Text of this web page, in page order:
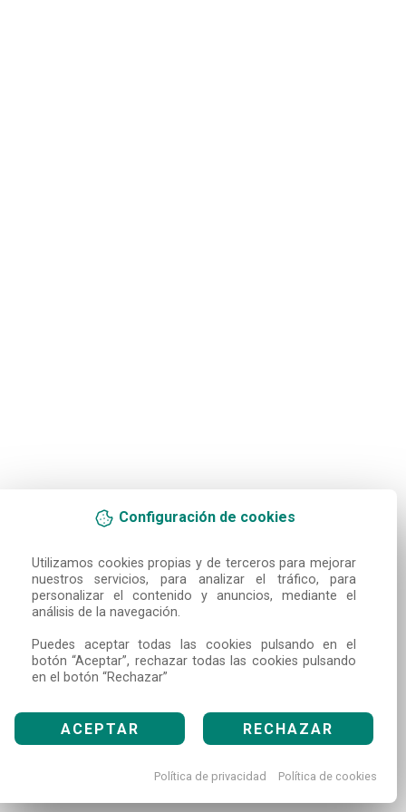
Configuración de cookies
Utilizamos cookies propias y de terceros para mejorar
nuestros servicios, para analizar el tráfico, para
personalizar el contenido y anuncios, mediante el
análisis de la navegación.
Puedes aceptar todas las cookies pulsando en el
botón “Aceptar”, rechazar todas las cookies pulsando
en el botón “Rechazar”
ACEPTAR RECHAZAR
Política de privacidad Política de cookies